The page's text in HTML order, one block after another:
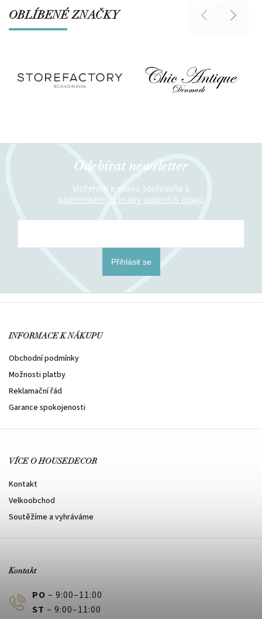
OBLÍBENÉ ZNAČKY Previous Next
Odebírat newsletter
Vložením e-mailu souhlasíte s
podmínkami ochrany osobních údajů
Přihlásit se
INFORMACE K NÁKUPU
Obchodní podmínky
Možnosti platby
Reklamační řád
Garance spokojenosti
VÍCE O HOUSEDECOR
Kontakt
Velkoobchod
Soutěžíme a vyhráváme
Kontakt
PO – 9:00–11:00
ST – 9:00–11:00